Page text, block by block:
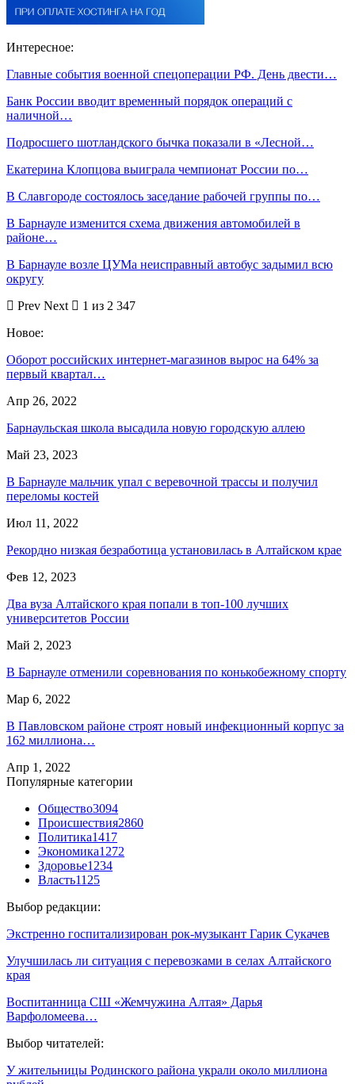
Интересное:
Главные события военной спецоперации РФ. День двести…
Банк России вводит временный порядок операций с
наличной…
Подросшего шотландского бычка показали в «Лесной…
Екатерина Клопцова выиграла чемпионат России по…
В Славгороде состоялось заседание рабочей группы по…
В Барнауле изменится схема движения автомобилей в
районе…
В Барнауле возле ЦУМа неисправный автобус задымил всю
округу
Prev Next
1 из 2 347
Новое:
Оборот российских интернет-магазинов вырос на 64% за
первый квартал…
Апр 26, 2022
Барнаульская школа высадила новую городскую аллею
Май 23, 2023
В Барнауле мальчик упал с веревочной трассы и получил
переломы костей
Июл 11, 2022
Рекордно низкая безработица установилась в Алтайском крае
Фев 12, 2023
Два вуза Алтайского края попали в топ-100 лучших
университетов России
Май 2, 2023
В Барнауле отменили соревнования по конькобежному спорту
Мар 6, 2022
В Павловском районе строят новый инфекционный корпус за
162 миллиона…
Апр 1, 2022
Популярные категории
Общество3094
Происшествия2860
Политика1417
Экономика1272
Здоровье1234
Власть1125
Выбор редакции:
Экстренно госпитализирован рок-музыкант Гарик Сукачев
Улучшилась ли ситуация с перевозками в селах Алтайского
края
Воспитанница СШ «Жемчужина Алтая» Дарья
Варфоломеева…
Выбор читателей:
У жительницы Родинского района украли около миллиона